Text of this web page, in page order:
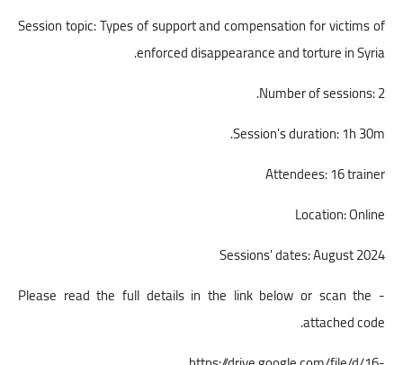
Session topic: Types of support and compensation for victims of
enforced disappearance and torture in Syria.
Number of sessions: 2.
Session's duration: 1h 30m.
Attendees: 16 trainer
Location: Online
Sessions' dates: August 2024
- Please read the full details in the link below or scan the
attached code.